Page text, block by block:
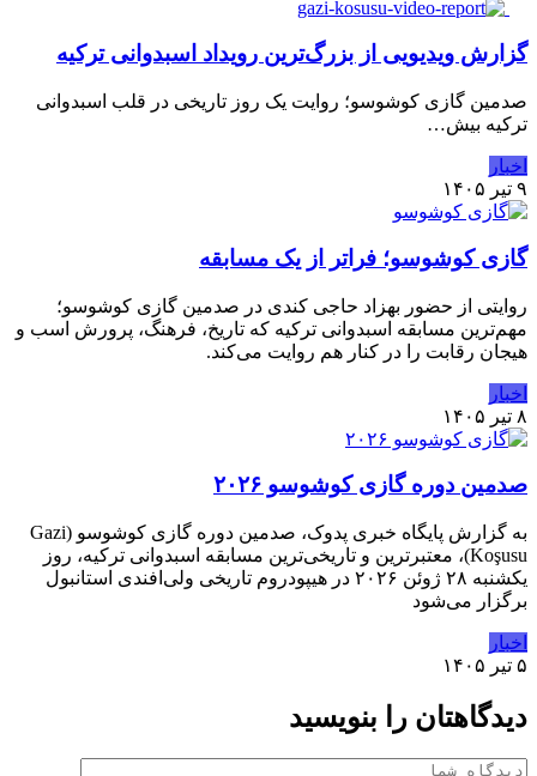
گزارش ویدیویی از بزرگ‌ترین رویداد اسبدوانی ترکیه
صدمین گازی کوشوسو؛ روایت یک روز تاریخی در قلب اسبدوانی
ترکیه بیش…
اخبار
۹ تیر ۱۴۰۵
گازی کوشوسو؛ فراتر از یک مسابقه
روایتی از حضور بهزاد حاجی کندی در صدمین گازی کوشوسو؛
مهم‌ترین مسابقه اسبدوانی ترکیه که تاریخ، فرهنگ، پرورش اسب و
هیجان رقابت را در کنار هم روایت می‌کند.
اخبار
۸ تیر ۱۴۰۵
صدمین دوره گازی کوشوسو ۲۰۲۶
به گزارش پایگاه خبری پدوک، صدمین دوره گازی کوشوسو (Gazi
Koşusu)، معتبرترین و تاریخی‌ترین مسابقه اسبدوانی ترکیه، روز
یکشنبه ۲۸ ژوئن ۲۰۲۶ در هیپودروم تاریخی ولی‌افندی استانبول
برگزار می‌شود
اخبار
۵ تیر ۱۴۰۵
دیدگاهتان را بنویسید